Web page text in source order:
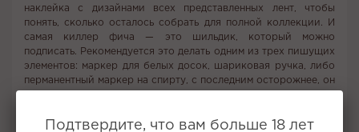
наклейка с дизайнами всех представленных лент, чтобы
понять, сколько осталось собрать для полной коллекции. И
самая киллер фича — это шильдик, который можно
подписать. Рекомендуется это делать одним из трех пишущих
элементов: маркер для белых досок, шариковая ручка, либо
перманентный маркер на спирту, с последним осторожнее, он
Подтвердите, что вам больше 18 лет